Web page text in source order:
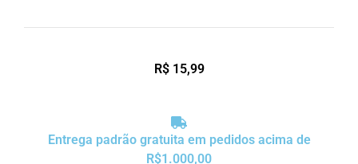
R$15,99
Entrega padrão gratuita em pedidos acima de
R$1.000,00